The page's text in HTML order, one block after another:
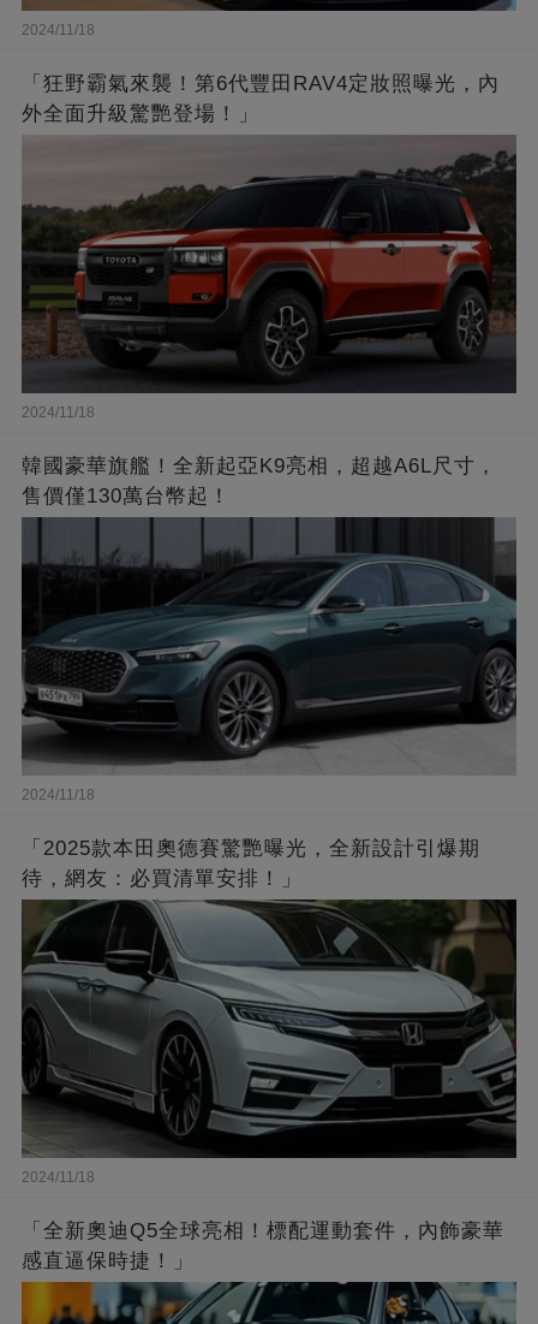
2024/11/18
「狂野霸氣來襲！第6代豐田RAV4定妝照曝光，內
外全面升級驚艷登場！」
2024/11/18
韓國豪華旗艦！全新起亞K9亮相，超越A6L尺寸，
售價僅130萬台幣起！
2024/11/18
「2025款本田奧德賽驚艷曝光，全新設計引爆期
待，網友：必買清單安排！」
2024/11/18
「全新奧迪Q5全球亮相！標配運動套件，內飾豪華
感直逼保時捷！」